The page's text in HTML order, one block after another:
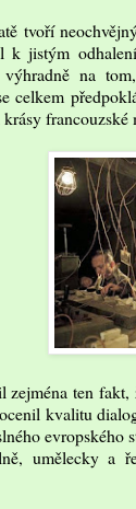
tvoří
k jistým
výhradně na
zejména ten
kvalitu
umělecky a